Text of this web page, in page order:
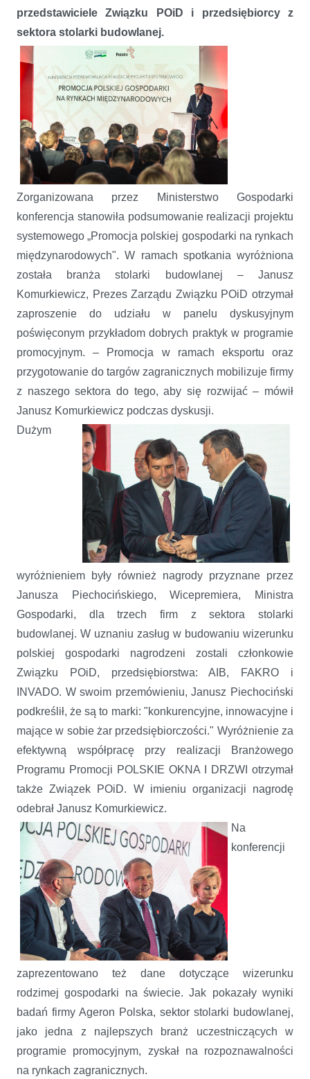
przedstawiciele Związku POiD i przedsiębiorcy z
sektora stolarki budowlanej.
Zorganizowana przez Ministerstwo Gospodarki
konferencja stanowiła podsumowanie realizacji projektu
systemowego „Promocja polskiej gospodarki na rynkach
międzynarodowych". W ramach spotkania wyróżniona
została branża stolarki budowlanej – Janusz
Komurkiewicz, Prezes Zarządu Związku POiD otrzymał
zaproszenie do udziału w panelu dyskusyjnym
poświęconym przykładom dobrych praktyk w programie
promocyjnym. – Promocja w ramach eksportu oraz
przygotowanie do targów zagranicznych mobilizuje firmy
z naszego sektora do tego, aby się rozwijać – mówił
Janusz Komurkiewicz podczas dyskusji.
Dużym
wyróżnieniem były również nagrody przyznane przez
Janusza Piechocińskiego, Wicepremiera, Ministra
Gospodarki, dla trzech firm z sektora stolarki
budowlanej. W uznaniu zasług w budowaniu wizerunku
polskiej gospodarki nagrodzeni zostali członkowie
Związku POiD, przedsiębiorstwa: AIB, FAKRO i
INVADO. W swoim przemówieniu, Janusz Piechociński
podkreślił, że są to marki: "konkurencyjne, innowacyjne i
mające w sobie żar przedsiębiorczości." Wyróżnienie za
efektywną współpracę przy realizacji Branżowego
Programu Promocji POLSKIE OKNA I DRZWI otrzymał
także Związek POiD. W imieniu organizacji nagrodę
odebrał Janusz Komurkiewicz.
Na
konferencji
zaprezentowano też dane dotyczące wizerunku
rodzimej gospodarki na świecie. Jak pokazały wyniki
badań firmy Ageron Polska, sektor stolarki budowlanej,
jako jedna z najlepszych branż uczestniczących w
programie promocyjnym, zyskał na rozpoznawalności
na rynkach zagranicznych.